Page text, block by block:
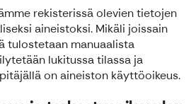
rekisterissä olevien tietojen
aineistoksi. Mikäli joissain
tulostetaan manuaalista
lukitussa tilassa ja
on aineiston käyttöoikeus.